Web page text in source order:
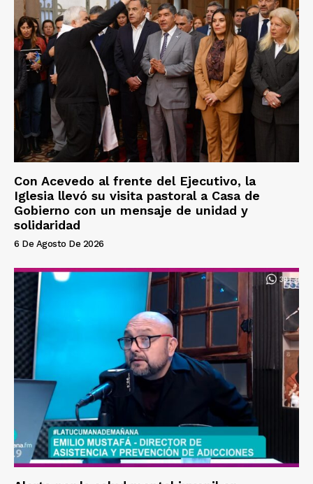
Con Acevedo al frente del Ejecutivo, la
Iglesia llevó su visita pastoral a Casa de
Gobierno con un mensaje de unidad y
solidaridad
6 De Agosto De 2026